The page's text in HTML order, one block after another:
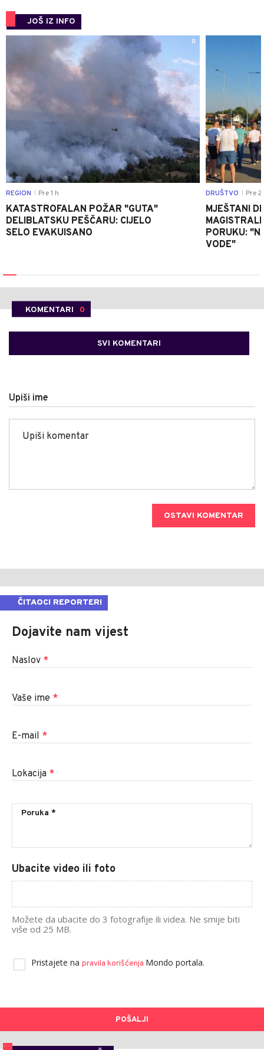
JOŠ IZ INFO
0
REGION Pre 1 h
KATASTROFALAN POŽAR "GUTA"
DELIBLATSKU PEŠČARU: CIJELO
SELO EVAKUISANO
DRUŠTVO Pre 2
MJEŠTANI
PORUKU:
VODE"
KOMENTARI 0
SVI KOMENTARI
Upiši ime
OSTAVI KOMENTAR
ČITAOCI REPORTERI
Dojavite nam vijest
Naslov *
Vaše ime *
E-mail *
Lokacija *
Ubacite video ili foto
Možete da ubacite do 3 fotografije ili videa. Ne smije biti
više od 25 MB.
Pristajete na pravila korišćenja Mondo portala.
POŠALJI